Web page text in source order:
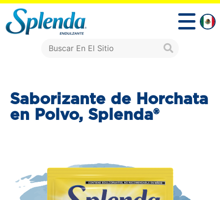
Saborizante de Horchata
en Polvo, Splenda®